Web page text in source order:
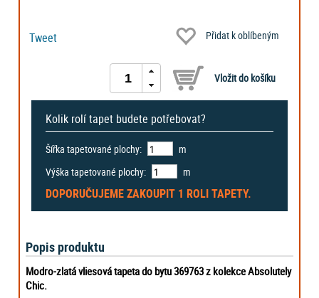
Tweet Přidat k oblíbeným
Kolik rolí tapet budete potřebovat?
Šířka tapetované plochy:
m
Výška tapetované plochy:
m
DOPORUČUJEME ZAKOUPIT 1 ROLITAPETY.
Popis produktu
Modro-zlatá vliesová tapeta do bytu 369763 z kolekce Absolutely
Chic.